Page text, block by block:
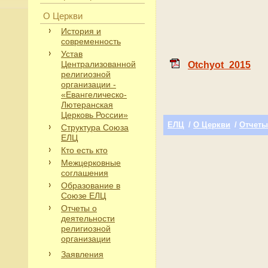
О Церкви
История и
современность
Устав
Централизованной
религиозной
организации -
«Евангелическо-
Лютеранская
Церковь России»
Структура Союза
ЕЛЦ
Кто есть кто
Межцерковные
соглашения
Образование в
Союзе ЕЛЦ
Отчеты о
деятельности
религиозной
организации
Заявления
Otchyot_2015
ЕЛЦ / О Церкви /